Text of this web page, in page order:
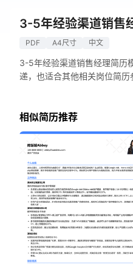
3-5年经验渠道销售
PDF A4尺寸 中文
3-5年经验渠道销售经理简历
递，也适合其他相关岗位简历
相似简历推荐